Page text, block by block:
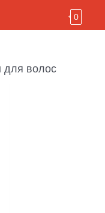
0
для волос